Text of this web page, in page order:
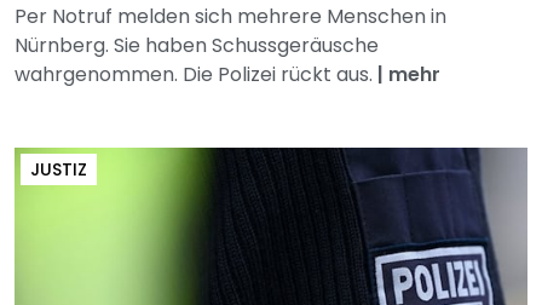
Per Notruf melden sich mehrere Menschen in
Nürnberg. Sie haben Schussgeräusche
wahrgenommen. Die Polizei rückt aus. | mehr
JUSTIZ